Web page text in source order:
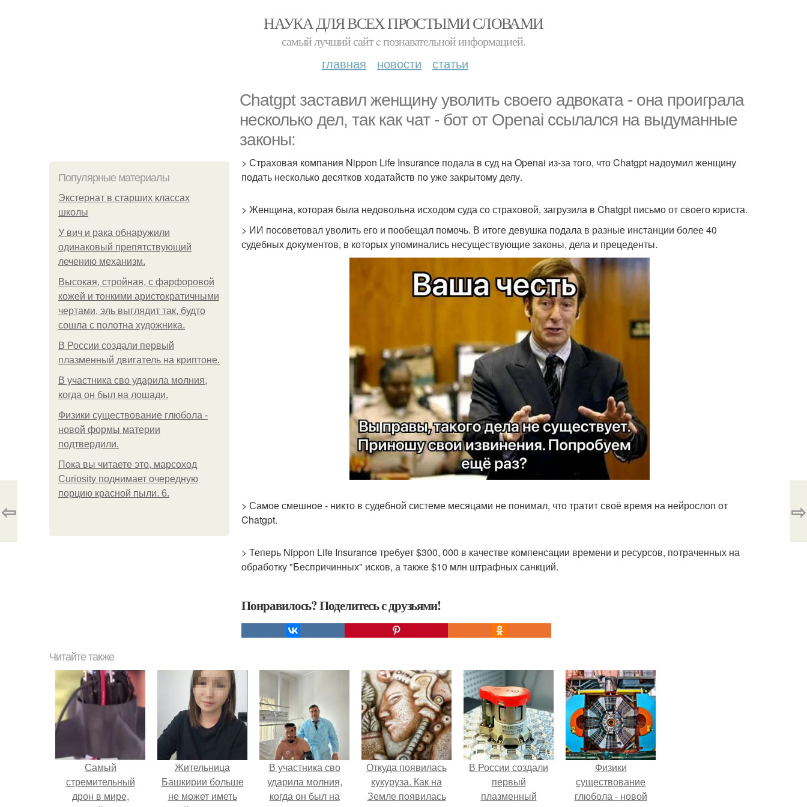
НАУКА ДЛЯ ВСЕХ ПРОСТЫМИ СЛОВАМИ
самый лучший сайт c познавательной информацией.
главная новости статьи
Chatgpt заставил женщину уволить своего адвоката - она проиграла
несколько дел, так как чат - бот от Openai ссылался на выдуманные
законы:
Популярные материалы
Экстернат в старших классах
школы
У вич и рака обнаружили
одинаковый препятствующий
лечению механизм.
Высокая, стройная, с фарфоровой
кожей и тонкими аристократичными
чертами, эль выглядит так, будто
сошла с полотна художника.
В России создали первый
плазменный двигатель на криптоне.
В участника сво ударила молния,
когда он был на лошади.
Физики существование глюбола -
новой формы материи
подтвердили.
Пока вы читаете это, марсоход
Curiosity поднимает очередную
порцию красной пыли. 6.
> Страховая компания Nippon Life Insurance подала в суд на Openai из-за того, что Chatgpt надоумил женщину
подать несколько десятков ходатайств по уже закрытому делу.
> Женщина, которая была недовольна исходом суда со страховой, загрузила в Chatgpt письмо от своего юриста.
> ИИ посоветовал уволить его и пообещал помочь. В итоге девушка подала в разные инстанции более 40
судебных документов, в которых упоминались несуществующие законы, дела и прецеденты.
> Самое смешное - никто в судебной системе месяцами не понимал, что тратит своё время на нейрослоп от
Chatgpt.
> Теперь Nippon Life Insurance требует $300, 000 в качестве компенсации времени и ресурсов, потраченных на
обработку "Беспричинных" исков, а также $10 млн штрафных санкций.
Понравилось? Поделитесь с друзьями!
⇦ ⇨
Читайте также
Самый
стремительный
дрон в мире,
Жительница
Башкирии больше
не может иметь
В участника сво
ударила молния,
когда он был на
Откуда появилась
кукуруза. Как на
Земле появилась
В России создали
первый
плазменный
Физики
существование
глюбола - новой